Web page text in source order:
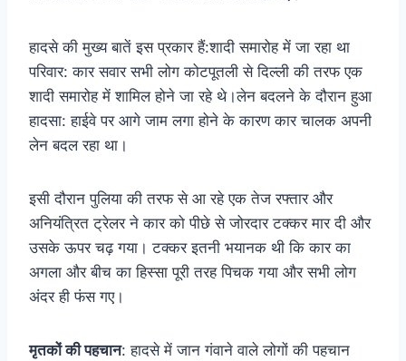
हादसे की मुख्य बातें इस प्रकार हैं:शादी समारोह में जा रहा था
परिवार: कार सवार सभी लोग कोटपूतली से दिल्ली की तरफ एक
शादी समारोह में शामिल होने जा रहे थे।लेन बदलने के दौरान हुआ
हादसा: हाईवे पर आगे जाम लगा होने के कारण कार चालक अपनी
लेन बदल रहा था।
इसी दौरान पुलिया की तरफ से आ रहे एक तेज रफ्तार और
अनियंत्रित ट्रेलर ने कार को पीछे से जोरदार टक्कर मार दी और
उसके ऊपर चढ़ गया। टक्कर इतनी भयानक थी कि कार का
अगला और बीच का हिस्सा पूरी तरह पिचक गया और सभी लोग
अंदर ही फंस गए।
मृतकों की पहचान: हादसे में जान गंवाने वाले लोगों की पहचान